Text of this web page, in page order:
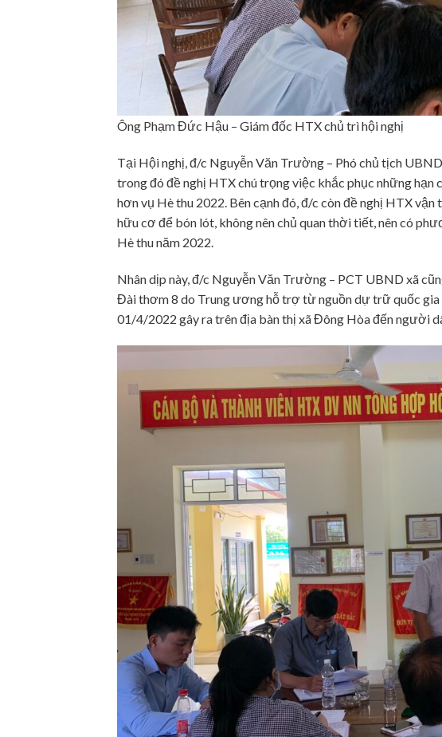
Ông Phạm Đức Hậu – Giám đốc HTX chủ trì hội nghị
Tại Hội nghị, đ/c Nguyễn Văn Trường – Phó chủ tịch
trong đó đề nghị HTX chú trọng việc khắc phục những
hơn vụ Hè thu 2022. Bên cạnh đó, đ/c còn đề nghị HTX
hữu cơ để bón lót, không nên chủ quan thời tiết, nên có
Hè thu năm 2022.
Nhân dịp này, đ/c Nguyễn Văn Trường – PCT UBND xã
Đài thơm 8 do Trung ương hỗ trợ từ nguồn dự trữ quốc
01/4/2022 gây ra trên địa bàn thị xã Đông Hòa đến người